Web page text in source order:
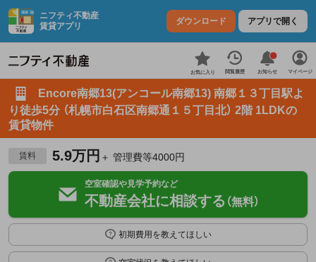
ニフティ不動産
賃貸アプリ
ダウンロード アプリで開く
お気に入り 閲覧履歴 お知らせ マイページ
Encore南郷13(アンコール南郷13) 南郷１３丁目駅よ
り徒歩5分 （札幌市白石区南郷通１５丁目北） 2階 1LDKの
賃貸物件
賃料 5.9万円 ＋ 管理費等4000円
空室確認や見学予約など
不動産会社に相談する （無料）
初期費用を教えてほしい